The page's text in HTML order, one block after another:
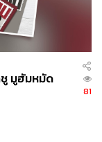
มูฮัมหมัด
81